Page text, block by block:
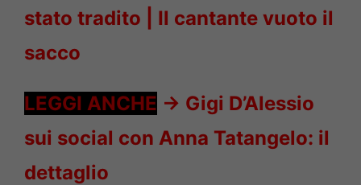
stato tradito | Il cantante vuoto il
sacco
LEGGI ANCHE -> Gigi D’Alessio
sui social con Anna Tatangelo: il
dettaglio